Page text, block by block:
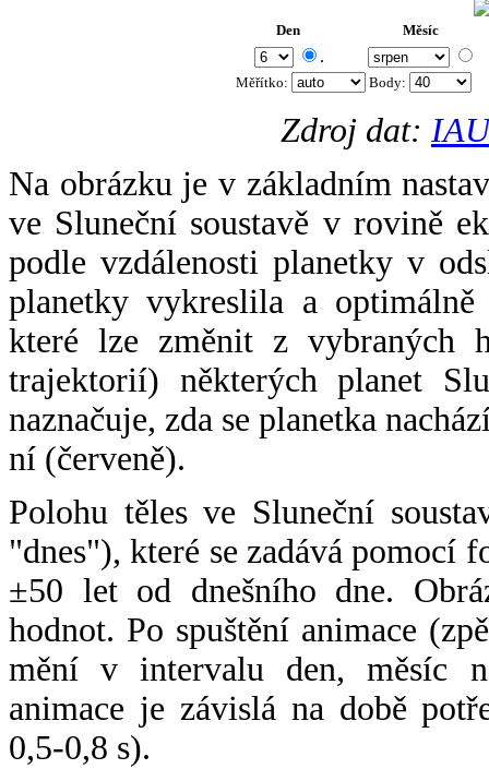
Den Měsíc
.
Měřítko: Body:
Zdroj dat:
Na obrázku je v základním
ve Sluneční soustavě v rovině
podle vzdálenosti planetky v
planetky vykreslila a
které lze změnit z vybraných
trajektorií) některých planet
naznačuje, zda se planetka
ní (červeně).
Polohu těles ve Sluneční
"dnes"), které se zadává pomocí
±50 let od dnešního dne.
hodnot. Po spuštění animace
mění v intervalu den, měsíc
animace je závislá na době
0,5-0,8 s).